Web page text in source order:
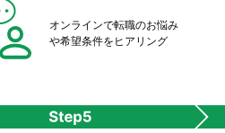
オンラインで転職のお悩み
や希望条件をヒアリング